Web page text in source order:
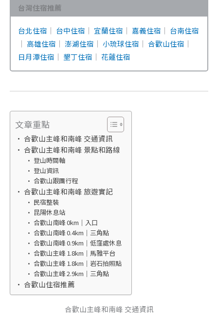
台灣住宿推薦
台北住宿 ｜ 台中住宿 ｜ 宜蘭住宿 ｜ 嘉義住宿 ｜ 台南住宿
｜ 高雄住宿 ｜ 澎湖住宿 ｜ 小琉球住宿 ｜ 合歡山住宿 ｜
日月潭住宿 ｜ 墾丁住宿 ｜ 花蓮住宿
文章重點
合歡山主峰和南峰 交通資訊
合歡山主峰和南峰 景點和路線
登山時間軸
登山資訊
合歡山跟團行程
合歡山主峰和南峰 旅遊實記
民宿整裝
昆陽休息站
合歡山南峰 0km｜入口
合歡山南峰 0.4km｜三角點
合歡山南峰 0.9km｜低窪處休息
合歡山主峰 1.8km｜馬雅平台
合歡山主峰 1.8km｜岩石拍照點
合歡山主峰 2.9km｜三角點
合歡山住宿推薦
合歡山主峰和南峰 交通資訊